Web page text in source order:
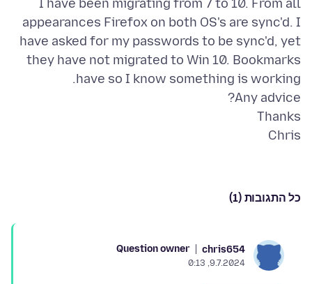
I have been migrating from 7 to 10. From all
appearances Firefox on both OS's are sync'd. I
have asked for my passwords to be sync'd, yet
they have not migrated to Win 10. Bookmarks
Chris
כל התגובות (1)
chris654
Question owner
9.7.2024, 0:13